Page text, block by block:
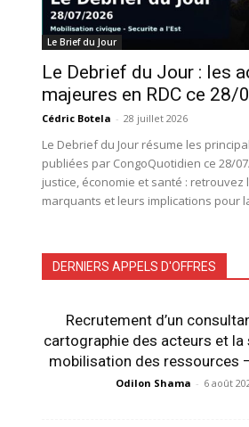
Le Brief du Jour
Le Debrief du Jour : les
majeures en RDC ce 28/
Cédric Botela - 28 juillet 2026
Le Debrief du Jour résume les
publiées par CongoQuotidien ce 28/
justice, économie et santé : retrouvez
marquants et leurs implications pour
DERNIERS APPELS D'OFFRES
Recrutement d’un
cartographie des acteurs et
mobilisation des ressources
Odilon Shama - 6 août